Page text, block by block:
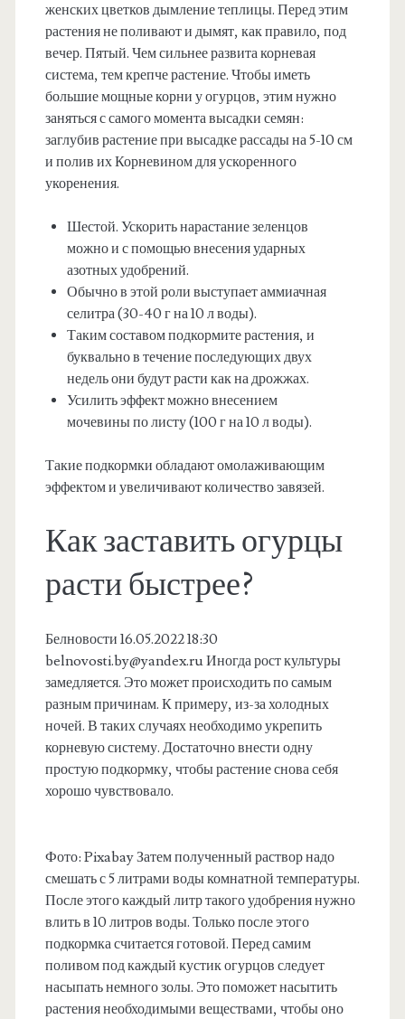
женских цветков дымление теплицы. Перед этим
растения не поливают и дымят, как правило, под
вечер. Пятый. Чем сильнее развита корневая
система, тем крепче растение. Чтобы иметь
большие мощные корни у огурцов, этим нужно
заняться с самого момента высадки семян:
заглубив растение при высадке рассады на 5-10 см
и полив их Корневином для ускоренного
укоренения.
Шестой. Ускорить нарастание зеленцов
можно и с помощью внесения ударных
азотных удобрений.
Обычно в этой роли выступает аммиачная
селитра (30-40 г на 10 л воды).
Таким составом подкормите растения, и
буквально в течение последующих двух
недель они будут расти как на дрожжах.
Усилить эффект можно внесением
мочевины по листу (100 г на 10 л воды).
Такие подкормки обладают омолаживающим
эффектом и увеличивают количество завязей.
Как заставить огурцы
расти быстрее?
Белновости 16.05.2022 18:30
belnovosti.by@yandex.ruИногда рост культуры
замедляется. Это может происходить по самым
разным причинам. К примеру, из-за холодных
ночей. В таких случаях необходимо укрепить
корневую систему. Достаточно внести одну
простую подкормку, чтобы растение снова себя
хорошо чувствовало.
Фото: Pixabay Затем полученный раствор надо
смешать с 5 литрами воды комнатной температуры.
После этого каждый литр такого удобрения нужно
влить в 10 литров воды. Только после этого
подкормка считается готовой. Перед самим
поливом под каждый кустик огурцов следует
насыпать немного золы. Это поможет насытить
растения необходимыми веществами, чтобы оно